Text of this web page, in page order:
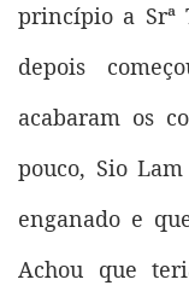
princípio a Srª
depois
acabaram os
pouco, Sio
enganado e
Achou que